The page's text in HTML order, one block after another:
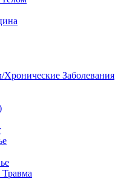
Заболевания